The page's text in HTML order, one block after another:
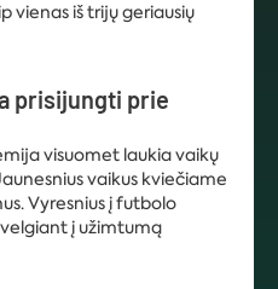
vienas iš trijų geriausių
prisijungti prie
visuomet laukia vaikų
vaikus kviečiame
Vyresnius į futbolo
į užimtumą